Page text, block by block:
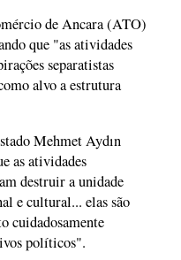
de Ancara (ATO)
que "as atividades
separatistas
alvo a estrutura
Mehmet Aydın
as atividades
destruir a unidade
e cultural... elas são
cuidadosamente
políticos".